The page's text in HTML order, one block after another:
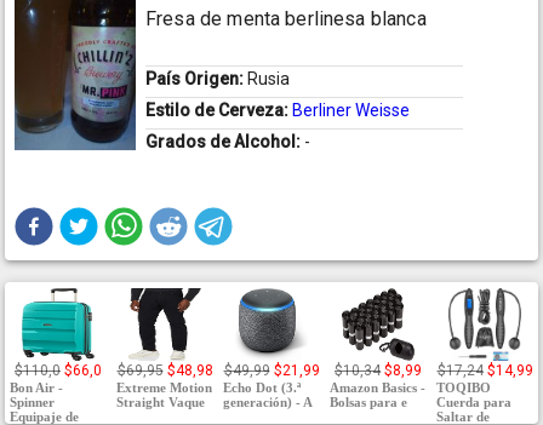
Fresa de menta berlinesa blanca
País Origen: Rusia
Estilo de Cerveza: Berliner Weisse
Grados de Alcohol: -
$110,0 $66,0
Bon Air -
Spinner
Equipaje de
$69,95 $48,98
Extreme Motion
Straight Vaque
$49,99 $21,99
Echo Dot (3.ª
generación) - A
$10,34 $8,99
Amazon Basics -
Bolsas para e
$17,24 $14,99
TOQIBO
Cuerda para
Saltar de